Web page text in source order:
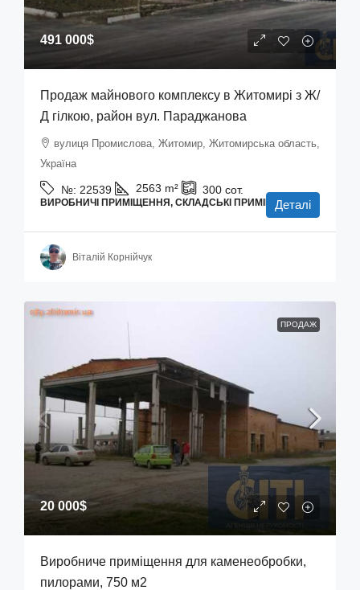
491 000$
Продаж майнового комплексу в Житомирі з Ж/
Д гілкою, район вул. Параджанова
вулиця Промислова, Житомир, Житомирська область,
Україна
№: 22539 2563 m² 300 сот.
ВИРОБНИЧІ ПРИМІЩЕННЯ, СКЛАДСЬКІ ПРИМІЩЕННЯ
Деталі
Віталій Корнійчук
ПРОДАЖ
20 000$
Виробниче приміщення для каменеобробки,
пилорами, 750 м2